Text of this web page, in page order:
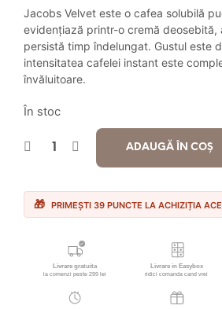
inițial
a
fost:
Jacobs Velvet este o cafea solubilă
evidențiază printr-o cremă deosebită,
persistă timp îndelungat. Gustul este
intensitatea cafelei instant este
învăluitoare.
În stoc
ADAUGĂ ÎN COȘ
PRIMEȘTI 39 PUNCTE LA ACHIZIȚIA